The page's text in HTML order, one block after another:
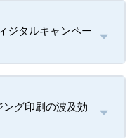
ジタルキャンペー
グ印刷の波及効